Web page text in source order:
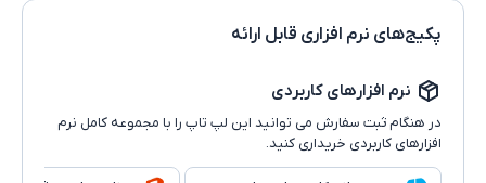
پکیج‌های نرم افزاری قابل ارائه
نرم افزارهای کاربردی
در هنگام ثبت سفارش می توانید این لپ تاپ را با مجموعه کامل نرم
افزارهای کاربردی خریداری کنید.